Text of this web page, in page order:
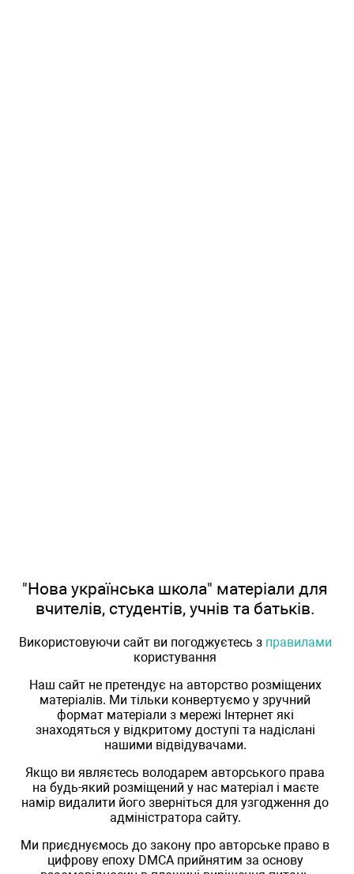
"Нова українська школа" матеріали для
вчителів, студентів, учнів та батьків.
Використовуючи сайт ви погоджуєтесь з правилами
користування
Наш сайт не претендує на авторство розміщених
матеріалів. Ми тільки конвертуємо у зручний
формат матеріали з мережі Інтернет які
знаходяться у відкритому доступі та надіслані
нашими відвідувачами.
Якщо ви являєтесь володарем авторського права
на будь-який розміщений у нас матеріал і маєте
намір видалити його зверніться для узгодження до
адміністратора сайту.
Ми приєднуємось до закону про авторське право в
цифрову епоху DMCA прийнятим за основу